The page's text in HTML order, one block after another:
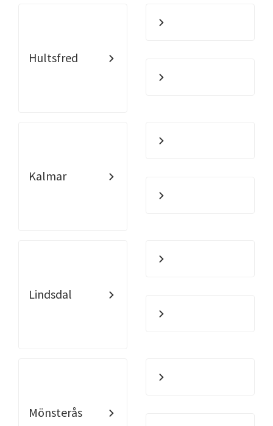
Hultsfred
Kalmar
Lindsdal
Mönsterås